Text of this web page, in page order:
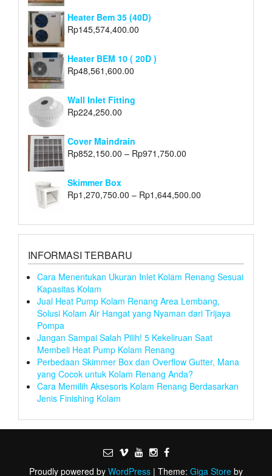
Heater Bem 35 (40D)
Rp145,574,400.00
Heater BEM 10 ( 20D )
Rp48,561,600.00
Wall Inlet Fitting
Rp224,250.00
Cover Maindrain
Rp852,150.00 – Rp971,750.00
Skimmer Box
Rp1,270,750.00 – Rp1,644,500.00
INFORMASI TERBARU
Cara Menentukan Ukuran Inlet Kolam Renang Sesuai
Kapasitas Kolam
Jual Heat Pump Kolam Renang Area Lembang,
Solusi Kolam Air Hangat yang Nyaman dari Trijaya
Pompa
Jangan Sampai Salah Pilih! 5 Kekeliruan Saat
Membeli Heat Pump Kolam Renang
Perbedaan Skimmer Box dan Overflow Gutter, Mana
yang Cocok untuk Kolam Renang Anda?
Cara Memilih Aksesoris Kolam Renang Berdasarkan
Jenis Finishing Kolam
Proudly powered by WordPress | Theme: Giga Store by